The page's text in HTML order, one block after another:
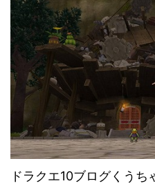
ドラクエ10ブログくうち